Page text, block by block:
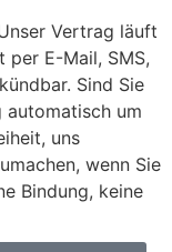
Vertrag läuft
E-Mail, SMS,
Sind Sie
um
uns
wenn Sie
Bindung, keine